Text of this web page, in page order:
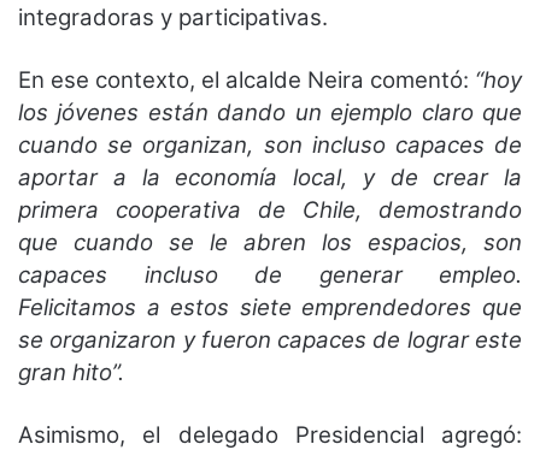
integradoras y participativas.
En ese contexto, el alcalde Neira comentó: “hoy
los jóvenes están dando un ejemplo claro que
cuando se organizan, son incluso capaces de
aportar a la economía local, y de crear la
primera cooperativa de Chile, demostrando
que cuando se le abren los espacios, son
capaces incluso de generar empleo.
Felicitamos a estos siete emprendedores que
se organizaron y fueron capaces de lograr este
gran hito”.
Asimismo, el delegado Presidencial agregó: